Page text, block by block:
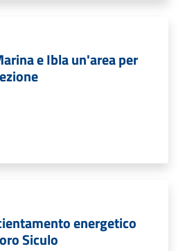
e Ibla un'area per
energetico
Siculo